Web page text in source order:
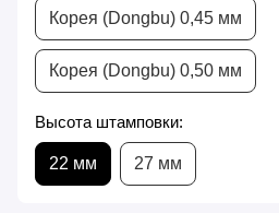
Корея (Dongbu) 0,45 мм
Корея (Dongbu) 0,50 мм
Высота штамповки:
22 мм 27 мм